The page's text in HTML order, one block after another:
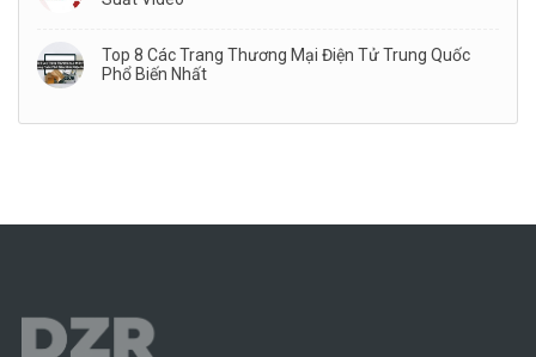
Top 8 Các Trang Thương Mại Điện Tử Trung Quốc
Phổ Biến Nhất